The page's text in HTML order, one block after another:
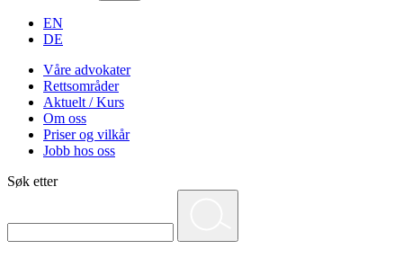
EN
DE
Våre advokater
Rettsområder
Aktuelt / Kurs
Om oss
Priser og vilkår
Jobb hos oss
Søk etter